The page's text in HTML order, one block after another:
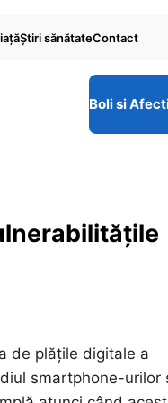
Ştiri sănătateContact
Boli si
de plățile digitale a
smartphone-urilor